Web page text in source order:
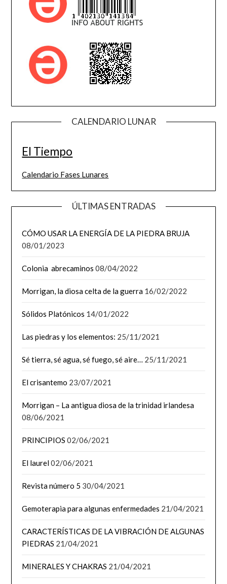
CALENDARIO LUNAR
El Tiempo
Calendario Fases Lunares
ÚLTIMAS ENTRADAS
CÓMO USAR LA ENERGÍA DE LA PIEDRA BRUJA
08/01/2023
Colonia abrecaminos 08/04/2022
Morrigan, la diosa celta de la guerra 16/02/2022
Sólidos Platónicos 14/01/2022
Las piedras y los elementos: 25/11/2021
Sé tierra, sé agua, sé fuego, sé aire… 25/11/2021
El crisantemo 23/07/2021
Morrigan – La antigua diosa de la trinidad irlandesa
08/06/2021
PRINCIPIOS 02/06/2021
El laurel02/06/2021
Revista número 5 30/04/2021
Gemoterapia para algunas enfermedades 21/04/2021
CARACTERÍSTICAS DE LA VIBRACIÓN DE ALGUNAS
PIEDRAS 21/04/2021
MINERALES Y CHAKRAS 21/04/2021